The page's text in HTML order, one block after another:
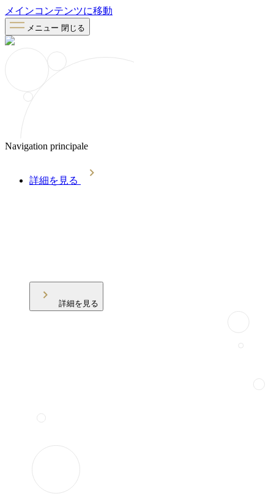
メインコンテンツに移動
メニュー 閉じる
Navigation principale
詳細を見る
詳細を見る